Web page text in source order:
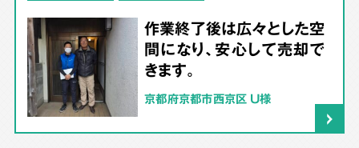
作業終了後は広々とした空
間になり、安心して売却で
きます。
京都府京都市西京区 U様